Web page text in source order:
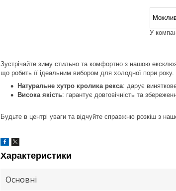
У
Зустрічайте зиму стильно та комфортно з нашою
що робить її ідеальним вибором для холодної пори року.
Натуральне хутро кролика рекса: дарує
Висока якість: гарантує довговічність та
Будьте в центрі уваги та відчуйте справжню розкіш з
Характеристики
Основні